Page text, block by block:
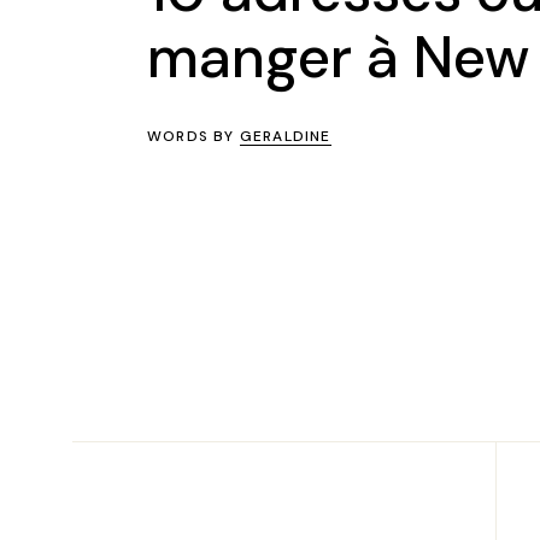
manger à
WORDS BY GERALDINE